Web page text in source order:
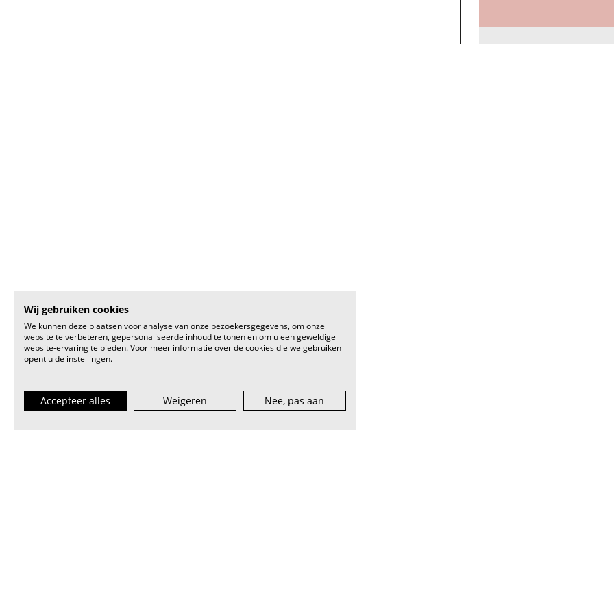
Wij gebruiken cookies
We kunnen deze plaatsen voor analyse van onze bezoekersgegevens, om onze
website te verbeteren, gepersonaliseerde inhoud te tonen en om u een geweldige
website-ervaring te bieden. Voor meer informatie over de cookies die we gebruiken
opent u de instellingen.
Accepteer alles Weigeren Nee, pas aan